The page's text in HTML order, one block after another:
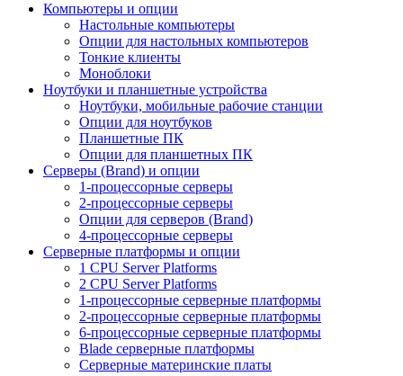
Компьютеры и опции
Настольные компьютеры
Опции для настольных компьютеров
Тонкие клиенты
Моноблоки
Ноутбуки и планшетные устройства
Ноутбуки, мобильные рабочие станции
Опции для ноутбуков
Планшетные ПК
Опции для планшетных ПК
Серверы (Brand) и опции
1-процессорные серверы
2-процессорные серверы
Опции для серверов (Brand)
4-процессорные серверы
Серверные платформы и опции
1 CPU Server Platforms
2 CPU Server Platforms
1-процессорные серверные платформы
2-процессорные серверные платформы
6-процессорные серверные платформы
Blade серверные платформы
Серверные материнские платы